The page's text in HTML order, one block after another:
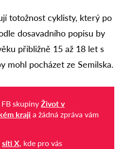
totožnost cyklisty, který po
dosavadního popisu by
přibližně 15 až 18 let s
mohl pocházet ze Semilska.
skupiny Život v
kraji a žádná zpráva vám
síti X, kde pro vás